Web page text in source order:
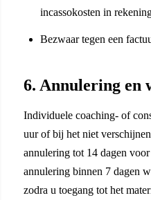
incassokosten in
Bezwaar tegen een
6. Annulering en
Individuele coaching- of
uur of bij het niet
annulering tot 14 dagen
annulering binnen 7 dagen
zodra u toegang tot het